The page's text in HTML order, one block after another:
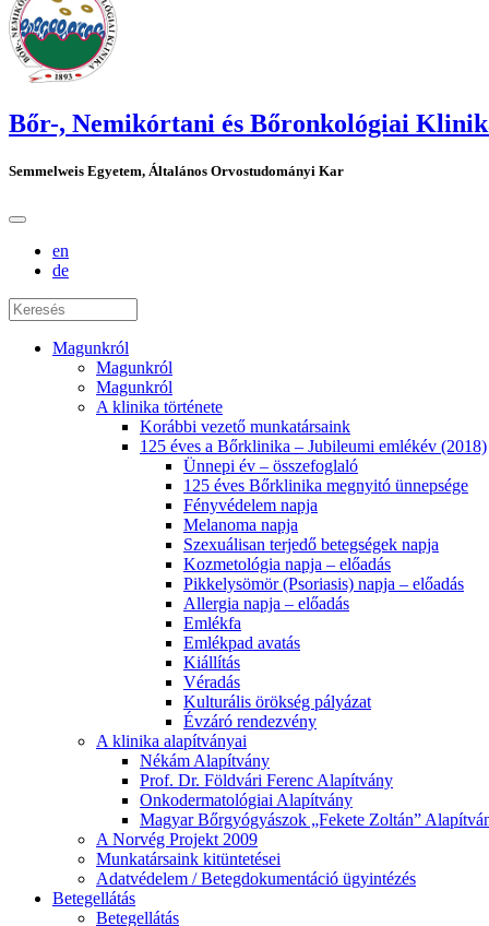
Bőr-, Nemikórtani és Bőronkológiai
Semmelweis Egyetem, Általános Orvostudományi Kar
en
de
Magunkról
Magunkról
Magunkról
A klinika története
Korábbi vezető munkatársaink
125 éves a Bőrklinika – Jubileumi emlékév (2018)
Ünnepi év – összefoglaló
125 éves Bőrklinika megnyitó ünnepsége
Fényvédelem napja
Melanoma napja
Szexuálisan terjedő betegségek napja
Kozmetológia napja – előadás
Pikkelysömör (Psoriasis) napja – előadás
Allergia napja – előadás
Emlékfa
Emlékpad avatás
Kiállítás
Véradás
Kulturális örökség pályázat
Évzáró rendezvény
A klinika alapítványai
Nékám Alapítvány
Prof. Dr. Földvári Ferenc Alapítvány
Onkodermatológiai Alapítvány
Magyar Bőrgyógyászok „Fekete Zoltán”
A Norvég Projekt 2009
Munkatársaink kitüntetései
Adatvédelem / Betegdokumentáció ügyintézés
Betegellátás
Betegellátás